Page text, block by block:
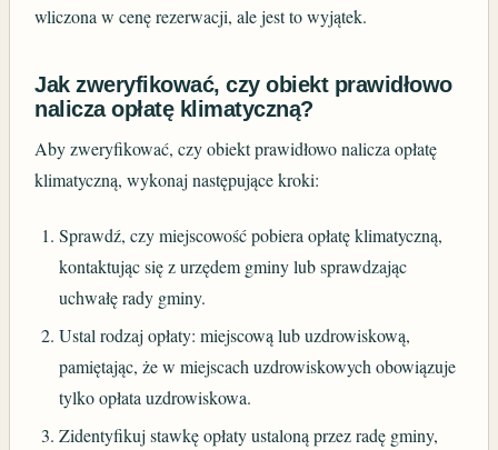
wliczona w cenę rezerwacji, ale jest to wyjątek.
Jak zweryfikować, czy obiekt prawidłowo
nalicza opłatę klimatyczną?
Aby zweryfikować, czy obiekt prawidłowo nalicza opłatę
klimatyczną, wykonaj następujące kroki:
Sprawdź, czy miejscowość pobiera opłatę klimatyczną,
kontaktując się z urzędem gminy lub sprawdzając
uchwałę rady gminy.
Ustal rodzaj opłaty: miejscową lub uzdrowiskową,
pamiętając, że w miejscach uzdrowiskowych obowiązuje
tylko opłata uzdrowiskowa.
Zidentyfikuj stawkę opłaty ustaloną przez radę gminy,